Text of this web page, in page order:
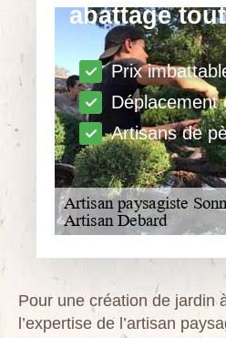
abattage
Prix
Déplacement
Artisans de
Pour une création de jardin
l’expertise de l’artisan